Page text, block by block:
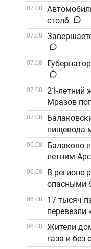
07.08
столб
07.08
07.08
07.08
21-летний
Мразов
07.08
пищевода
06.08
Балаково
летним
06.08
В регионе
опасными
06.08
17 тысяч
перевезли
06.08
Жители
газа и без